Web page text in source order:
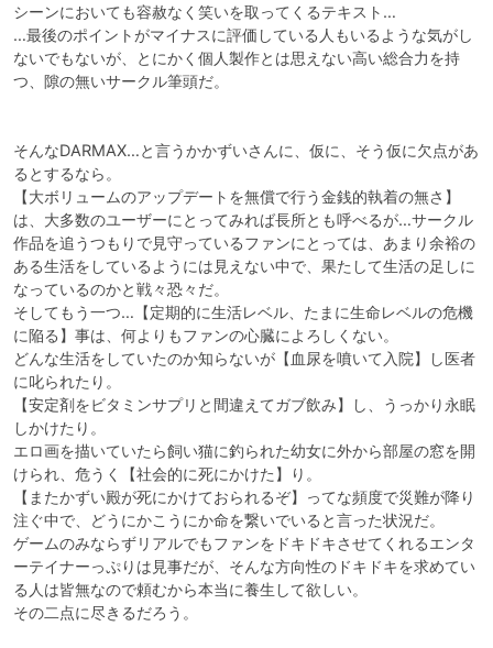
シーンにおいても容赦なく笑いを取ってくるテキスト…
…最後のポイントがマイナスに評価している人もいるような気がし
ないでもないが、とにかく個人製作とは思えない高い総合力を持
つ、隙の無いサークル筆頭だ。
そんなDARMAX…と言うかかずいさんに、仮に、そう仮に欠点があ
るとするなら。
【大ボリュームのアップデートを無償で行う金銭的執着の無さ】
は、大多数のユーザーにとってみれば長所とも呼べるが…サークル
作品を追うつもりで見守っているファンにとっては、あまり余裕の
ある生活をしているようには見えない中で、果たして生活の足しに
なっているのかと戦々恐々だ。
そしてもう一つ…【定期的に生活レベル、たまに生命レベルの危機
に陥る】事は、何よりもファンの心臓によろしくない。
どんな生活をしていたのか知らないが【血尿を噴いて入院】し医者
に叱られたり。
【安定剤をビタミンサプリと間違えてガブ飲み】し、うっかり永眠
しかけたり。
エロ画を描いていたら飼い猫に釣られた幼女に外から部屋の窓を開
けられ、危うく【社会的に死にかけた】り。
【またかずい殿が死にかけておられるぞ】ってな頻度で災難が降り
注ぐ中で、どうにかこうにか命を繋いでいると言った状況だ。
ゲームのみならずリアルでもファンをドキドキさせてくれるエンタ
ーテイナーっぷりは見事だが、そんな方向性のドキドキを求めてい
る人は皆無なので頼むから本当に養生して欲しい。
その二点に尽きるだろう。